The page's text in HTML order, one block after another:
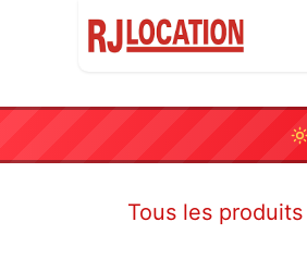
Tous les produits